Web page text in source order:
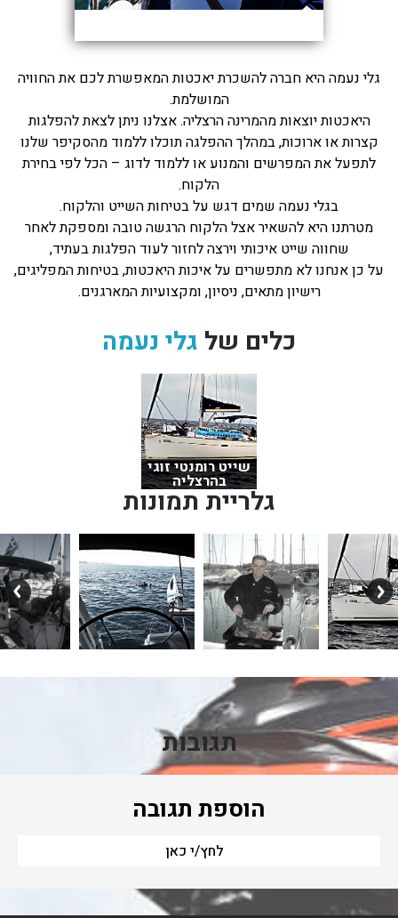
נתניה
מדובאי / לדובאי
בבאר שבע
גלי נעמה היא חברה להשכרת יאכטות המאפשרת לכם את החוויה
המושלמת.
היאכטות יוצאות מהמרינה הרצליה. אצלנו ניתן לצאת להפלגות
קצרות או ארוכות, במהלך ההפלגה תוכלו ללמוד מהסקיפר שלנו
לתפעל את המפרשים והמנוע או ללמוד לדוג – הכל לפי בחירת
הלקוח.
בגלי נעמה שמים דגש על בטיחות השייט והלקוח.
מטרתנו היא להשאיר אצל הלקוח הרגשה טובה ומספקת לאחר
שחווה שייט איכותי וירצה לחזור לעוד הפלגות בעתיד,
על כן אנחנו לא מתפשרים על איכות היאכטות, בטיחות המפליגים,
רישיון מתאים, ניסיון, ומקצועיות המארגנים.
כלים של גלי נעמה
שייט רומנטי זוגי
בהרצליה
גלריית תמונות
תגובות
הוספת תגובה
לחץ/י כאן